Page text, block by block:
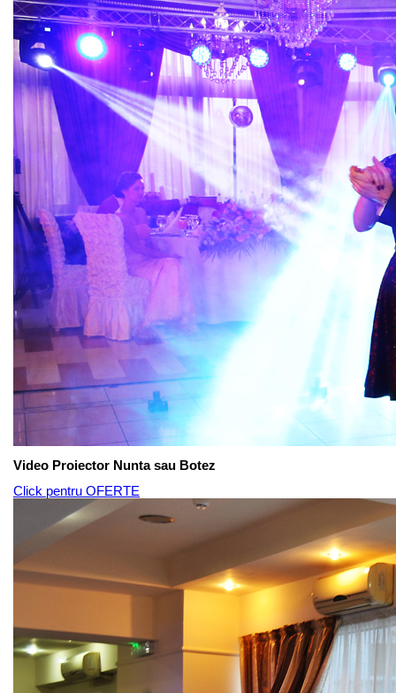
Video Proiector Nunta sau Botez
Click pentru OFERTE